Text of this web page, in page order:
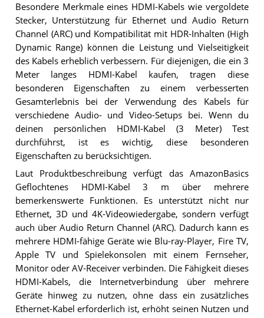
Besondere Merkmale eines HDMI-Kabels wie vergoldete
Stecker, Unterstützung für Ethernet und Audio Return
Channel (ARC) und Kompatibilität mit HDR-Inhalten (High
Dynamic Range) können die Leistung und Vielseitigkeit
des Kabels erheblich verbessern. Für diejenigen, die ein 3
Meter langes HDMI-Kabel kaufen, tragen diese
besonderen Eigenschaften zu einem verbesserten
Gesamterlebnis bei der Verwendung des Kabels für
verschiedene Audio- und Video-Setups bei. Wenn du
deinen persönlichen HDMI-Kabel (3 Meter) Test
durchführst, ist es wichtig, diese besonderen
Eigenschaften zu berücksichtigen.
Laut Produktbeschreibung verfügt das AmazonBasics
Geflochtenes HDMI-Kabel 3 m über mehrere
bemerkenswerte Funktionen. Es unterstützt nicht nur
Ethernet, 3D und 4K-Videowiedergabe, sondern verfügt
auch über Audio Return Channel (ARC). Dadurch kann es
mehrere HDMI-fähige Geräte wie Blu-ray-Player, Fire TV,
Apple TV und Spielekonsolen mit einem Fernseher,
Monitor oder AV-Receiver verbinden. Die Fähigkeit dieses
HDMI-Kabels, die Internetverbindung über mehrere
Geräte hinweg zu nutzen, ohne dass ein zusätzliches
Ethernet-Kabel erforderlich ist, erhöht seinen Nutzen und